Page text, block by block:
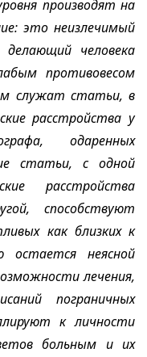
производят на
это неизлечимый
человека
противовесом
служат статьи, в
расстройства у
одаренных
статьи, с одной
расстройства
способствуют
как близких к
неясной
лечения,
пограничных
к личности
больным и их